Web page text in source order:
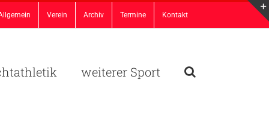
Verein Archiv Termine Kontakt
weiterer Sport